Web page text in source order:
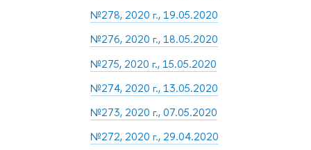
№278, 2020 г., 19.05.2020
№276, 2020 г., 18.05.2020
№275, 2020 г., 15.05.2020
№274, 2020 г., 13.05.2020
№273, 2020 г., 07.05.2020
№272, 2020 г., 29.04.2020